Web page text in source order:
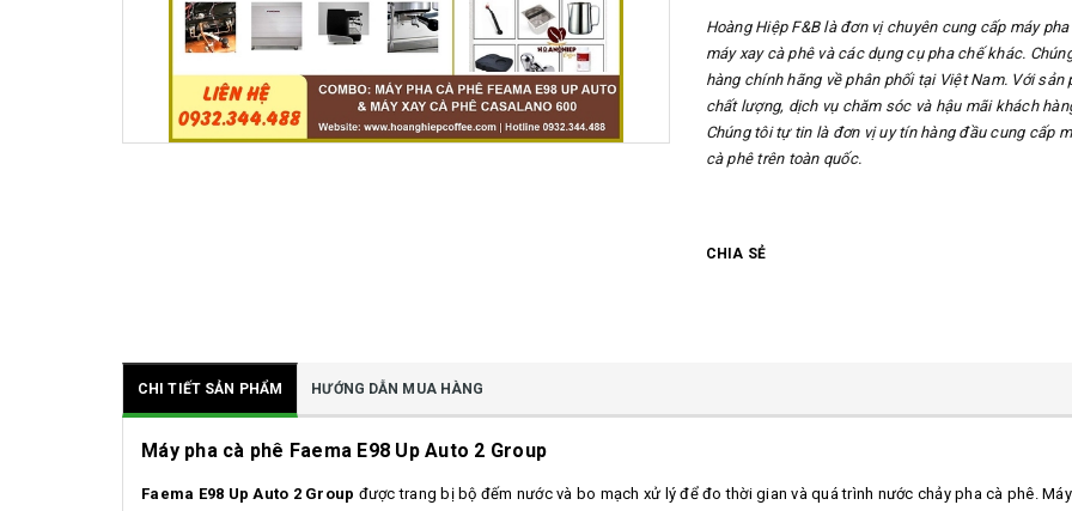
Hoàng Hiệp F&B là đơn vị chuyên cung cấp máy
máy xay cà phê và các dụng cụ pha chế khác.
hàng chính hãng về phân phối tại Việt Nam. Với sản
chất lượng, dịch vụ chăm sóc và hậu mãi khách
Chúng tôi tự tin là đơn vị uy tín hàng đầu cung cấp
cà phê trên toàn quốc.
CHIA SẺ
CHI TIẾT SẢN PHẨM HƯỚNG DẪN MUA HÀNG
Máy pha cà phê Faema E98 Up Auto 2 Group
Faema E98 Up Auto 2 Group được trang bị bộ đếm nước và bo mạch xử lý để đo thời gian và quá trình nước chảy pha cà phê.